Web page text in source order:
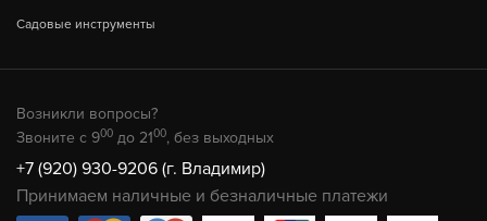
Садовые инструменты
Возникли вопросы?
Звоните с 900 до 2100, без выходных
+7 (920) 930-9206 (г. Владимир)
Принимаем наличные и безналичные платежи